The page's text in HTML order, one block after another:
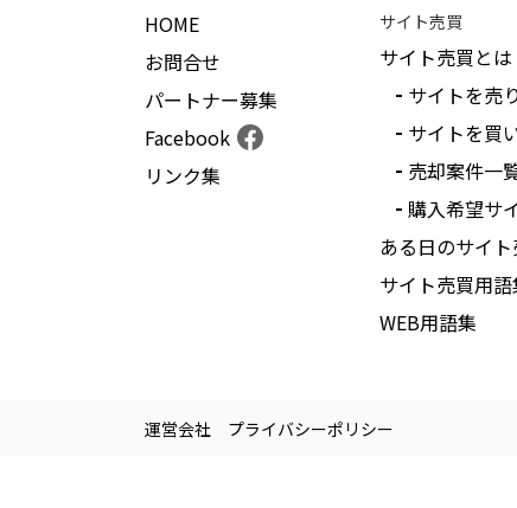
HOME
お問合せ
パートナー募集
Facebook
リンク集
サイト売買
サイト売買とは
サイトを売
サイトを買
売却案件一
購入希望サ
ある日のサイ
サイト売買用語
WEB用語集
運営会社 プライバシーポリシー